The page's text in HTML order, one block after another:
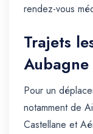
rendez-vous
Trajets
Aubagne
Pour un
notamment de
Castellane et